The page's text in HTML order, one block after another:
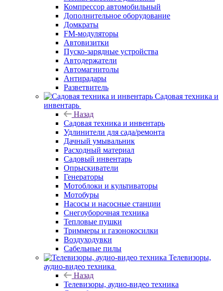
Компрессор автомобильный
Дополнительное оборудование
Домкраты
FM-модуляторы
Автовизитки
Пуско-зарядные устройства
Автодержатели
Автомагнитолы
Антирадары
Разветвитель
Садовая техника и
инвентарь
Назад
Садовая техника и инвентарь
Удлинители для сада/ремонта
Дачный умывальник
Расходный материал
Садовый инвентарь
Опрыскиватели
Генераторы
Мотоблоки и культиваторы
Мотобуры
Насосы и насосные станции
Снегоуборочная техника
Тепловые пушки
Триммеры и газонокосилки
Воздуходувки
Сабельные пилы
Телевизоры,
аудио-видео техника
Назад
Телевизоры, аудио-видео техника